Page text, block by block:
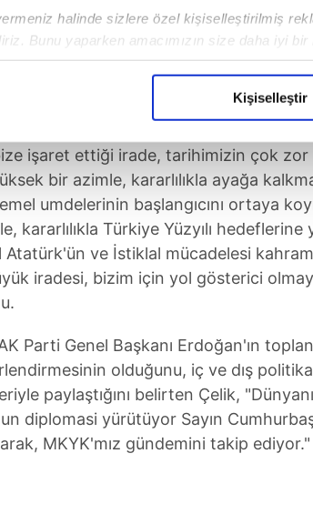
halinde sizlere özel kişiselleştirilmiş
Bunu yaparken amacımızın size daha iyi
adına elimizden gelen çabayı gösterdiğimizi
hizmet sunabilmek için İnternet Sitemizde
çeşitli kişisel verileriniz işlenmekte olup
Diğer çerezler, sitemizin daha işlevsel
yapılması, amaçlarıyla sınırlı
aşağıda yer alan panel vasıtasıyla
Korunması Kanunu uyarınca
kullanılan çerezlerle ilgili bilgi almak için
Kişiselleştir
işaret ettiği irade, tarihimizin çok zor
bir azimle, kararlılıkla ayağa
umdelerinin başlangıcını ortaya
kararlılıkla Türkiye Yüzyılı
ve İstiklal mücadelesi
iradesi, bizim için yol gösterici
Parti Genel Başkanı Erdoğan'ın
olduğunu, iç ve dış
paylaştığını belirten Çelik,
diplomasi yürütüyor Sayın
MKYK'mız gündemini takip